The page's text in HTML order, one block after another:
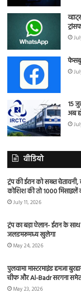
15
अब
वीडियो
ट्रंप की ईरान को सख्त
कोशिश की तो 1000 मिसाइलें
July 11, 2026
ट्रंप का बड़ा ऐलान- ईरान के
जलडमरूमध्य खुलेगा
May 24, 2026
पुलवामा मास्टरमाइंड हमजा
चीफ और Al-Badr सरगना
May 23, 2026